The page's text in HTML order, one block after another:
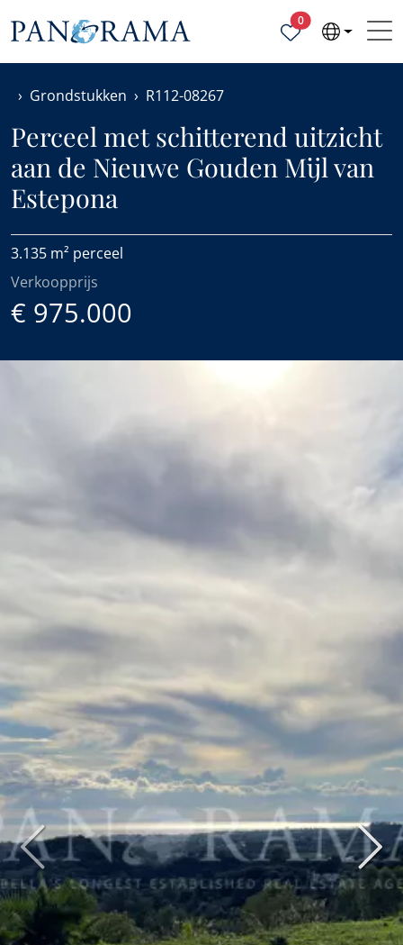
0Geselecteerde
Grondstukken R112-08267
Perceel met schitterend uitzicht
aan de Nieuwe Gouden Mijl van
Estepona
3.135 m² perceel
Verkoopprijs
€ 975.000